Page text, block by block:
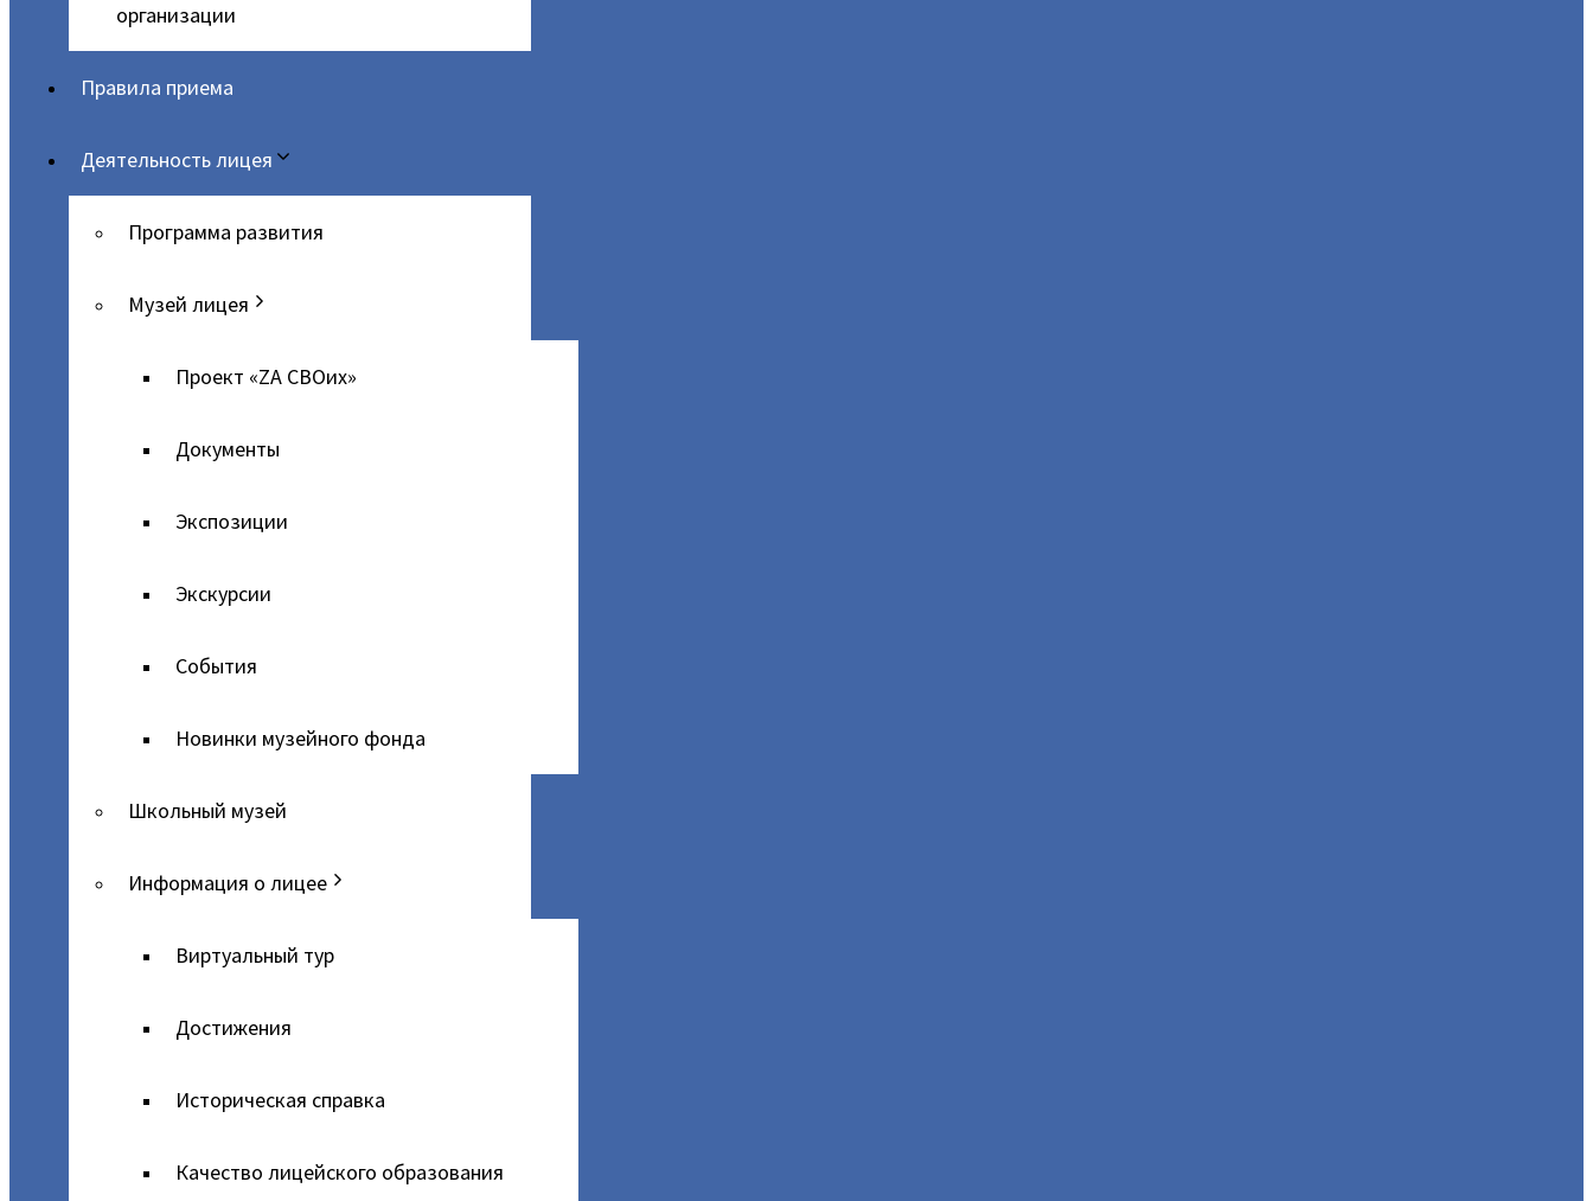
организации
Правила приема
Деятельность лицея
Программа развития
Музей лицея
Проект «ZA СВОих»
Документы
Экспозиции
Экскурсии
События
Новинки музейного фонда
Школьный музей
Информация о лицее
Виртуальный тур
Достижения
Историческая справка
Качество лицейского образования